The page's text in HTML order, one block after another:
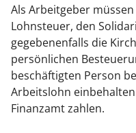
Als Arbeitgeber
Lohnsteuer, den
gegebenenfalls die
persönlichen
beschäftigten Person
Arbeitslohn
Finanzamt zahlen.